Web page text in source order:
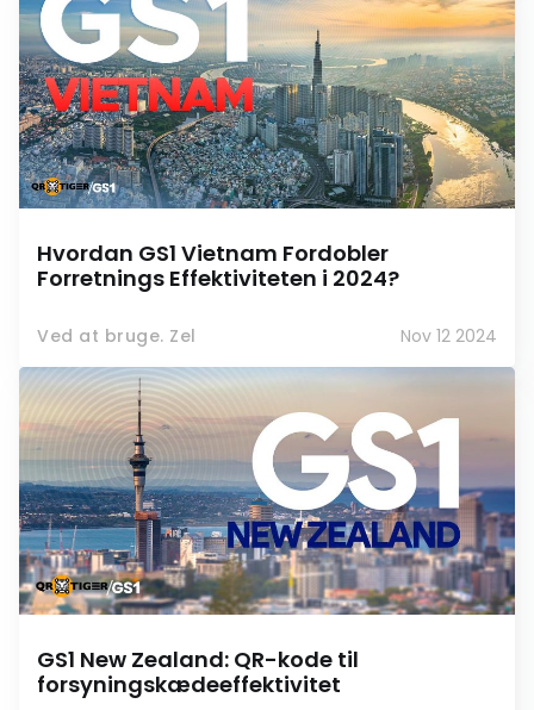
Hvordan GS1 Vietnam Fordobler
Forretnings Effektiviteten i 2024?
Ved at bruge. Zel Nov 12 2024
GS1 New Zealand: QR-kode til
forsyningskædeeffektivitet